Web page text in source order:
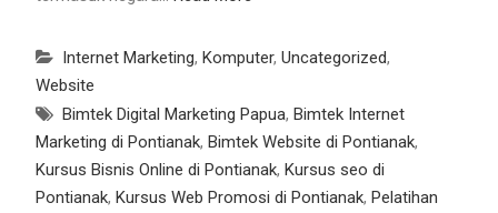
Internet Marketing, Komputer, Uncategorized,
Website
Bimtek Digital Marketing Papua, Bimtek Internet
Marketing di Pontianak, Bimtek Website di Pontianak,
Kursus Bisnis Online di Pontianak, Kursus seo di
Pontianak, Kursus Web Promosi di Pontianak, Pelatihan